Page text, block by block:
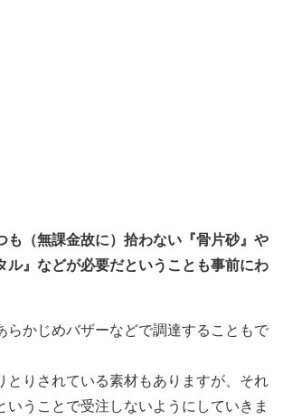
も（無課金故に）拾わない『骨片砂』や
ル』などが必要だということも事前にわ
らかじめバザーなどで調達することもで
とりされている素材もありますが、それ
いうことで受注しないようにしていきま